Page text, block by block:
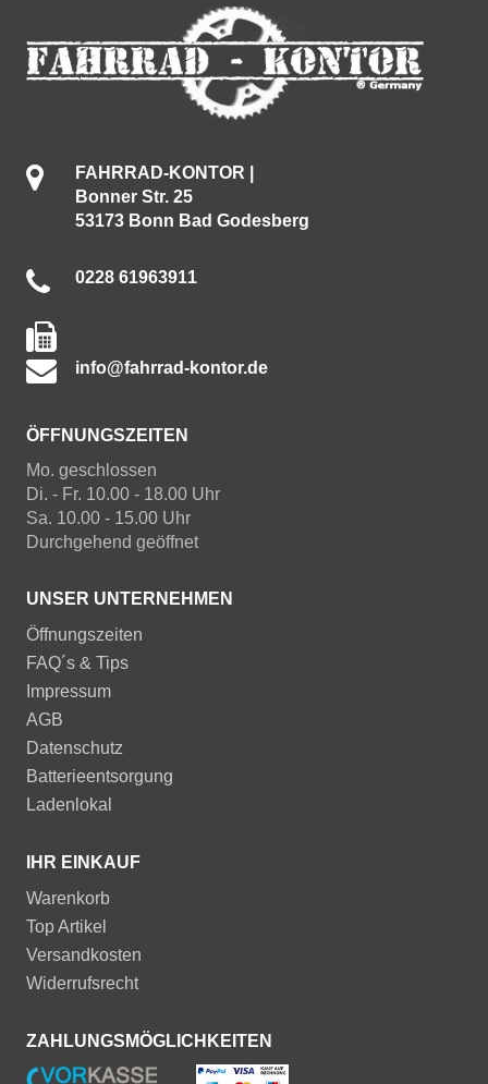
FAHRRAD-KONTOR |
Bonner Str. 25
53173 Bonn Bad Godesberg
0228 61963911
info@fahrrad-kontor.de
ÖFFNUNGSZEITEN
Mo. geschlossen
Di. - Fr. 10.00 - 18.00 Uhr
Sa. 10.00 - 15.00 Uhr
Durchgehend geöffnet
UNSER UNTERNEHMEN
Öffnungszeiten
FAQ´s & Tips
Impressum
AGB
Datenschutz
Batterieentsorgung
Ladenlokal
IHR EINKAUF
Warenkorb
Top Artikel
Versandkosten
Widerrufsrecht
ZAHLUNGSMÖGLICHKEITEN